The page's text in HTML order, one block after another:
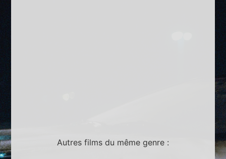
Autres films du même genre :